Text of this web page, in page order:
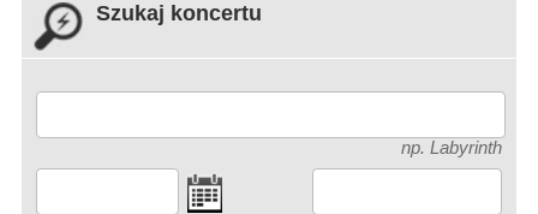
Szukaj koncertu
np. Labyrinth